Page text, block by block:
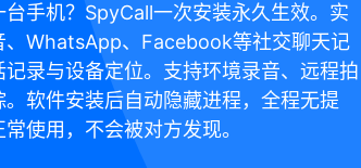
手机？SpyCall一次安装永久生效。实
、WhatsApp、Facebook等社交聊天记
录与设备定位。支持环境录音、远程拍
软件安装后自动隐藏进程，全程无提
使用，不会被对方发现。